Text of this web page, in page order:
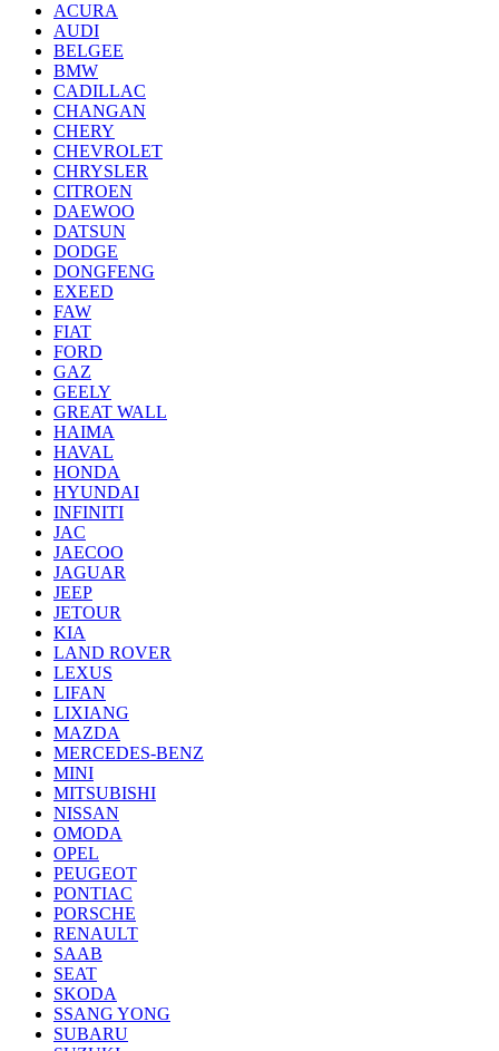
ACURA
AUDI
BELGEE
BMW
CADILLAC
CHANGAN
CHERY
CHEVROLET
CHRYSLER
CITROEN
DAEWOO
DATSUN
DODGE
DONGFENG
EXEED
FAW
FIAT
FORD
GAZ
GEELY
GREAT WALL
HAIMA
HAVAL
HONDA
HYUNDAI
INFINITI
JAC
JAECOO
JAGUAR
JEEP
JETOUR
KIA
LAND ROVER
LEXUS
LIFAN
LIXIANG
MAZDA
MERCEDES-BENZ
MINI
MITSUBISHI
NISSAN
OMODA
OPEL
PEUGEOT
PONTIAC
PORSCHE
RENAULT
SAAB
SEAT
SKODA
SSANG YONG
SUBARU